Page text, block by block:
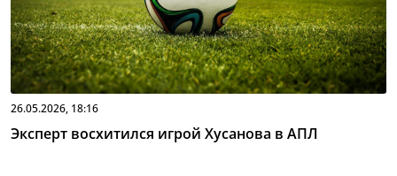
26.05.2026, 18:16
Эксперт восхитился игрой Хусанова в АПЛ